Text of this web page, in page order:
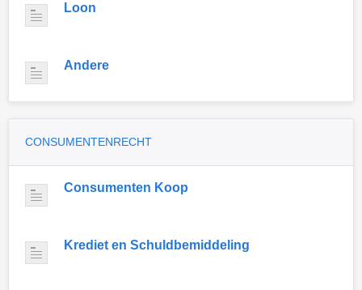
Loon
Andere
CONSUMENTENRECHT
Consumenten Koop
Krediet en Schuldbemiddeling